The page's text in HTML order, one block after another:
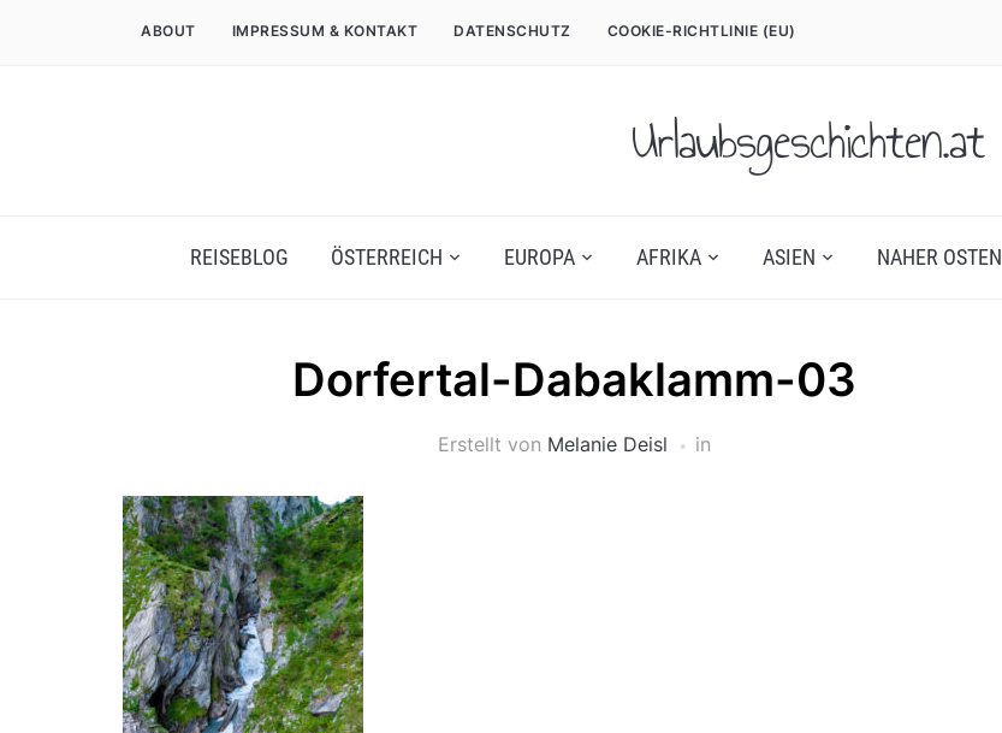
ABOUT IMPRESSUM & KONTAKT DATENSCHUTZ COOKIE-RICHTLINIE (EU)
Urlaubsgeschichten.at
REISEBLOG ÖSTERREICH EUROPA AFRIKA ASIEN NAHER OSTEN
Dorfertal-Dabaklamm-03
Erstellt von Melanie Deisl in